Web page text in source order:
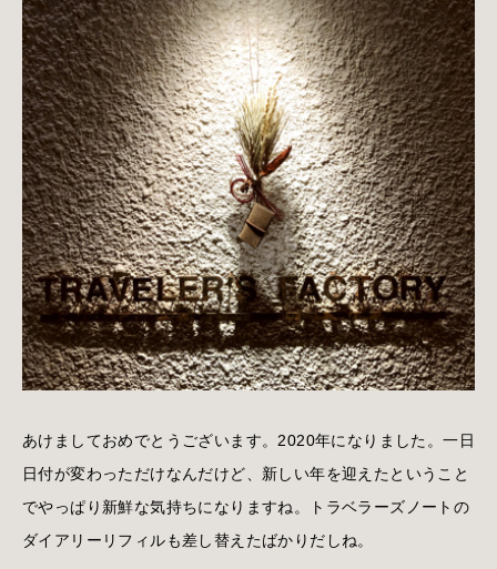
あけましておめでとうございます。2020年になりました。一日
日付が変わっただけなんだけど、新しい年を迎えたということ
でやっぱり新鮮な気持ちになりますね。トラベラーズノートの
ダイアリーリフィルも差し替えたばかりだしね。